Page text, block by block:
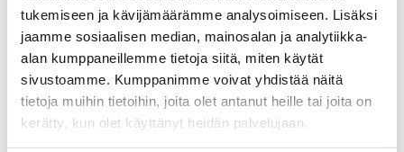
tukemiseen ja kävijämäärämme analysoimiseen. Lisäksi
jaamme sosiaalisen median, mainosalan ja analytiikka-
alan kumppaneillemme tietoja siitä, miten käytät
sivustoamme. Kumppanimme voivat yhdistää näitä
tietoja muihin tietoihin, joita olet antanut heille tai joita on
kerätty, kun olet käyttänyt heidän palvelujaan.